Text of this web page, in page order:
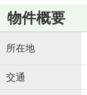
物件概要
所在地
交通